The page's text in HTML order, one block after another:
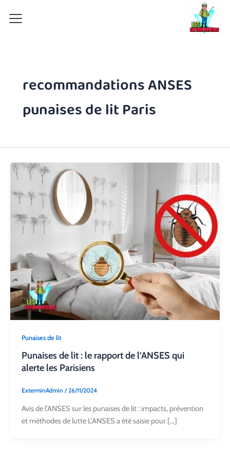
recommandations ANSES
punaises de lit Paris
Punaises de lit
Punaises de lit : le rapport de l’ANSES qui
alerte les Parisiens
ExterminAdmin /26/11/2024
Avis de l’ANSES sur les punaises de lit : impacts, prévention
et méthodes de lutte L’ANSES a été saisie pour […]